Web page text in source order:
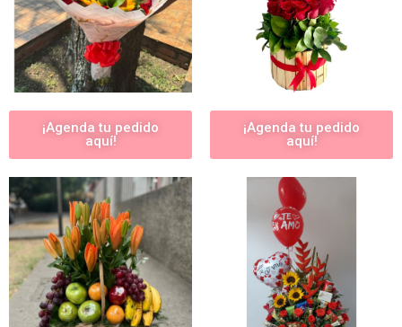
¡Agenda tu pedido
aquí!
¡Agenda tu pedido
aquí!